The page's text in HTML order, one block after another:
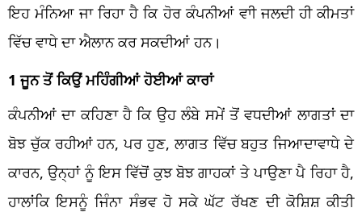
ਇਹ ਮੰਨਿਆ ਜਾ ਰਿਹਾ ਹੈ ਕਿ ਹੋਰ ਕੰਪਨੀਆਂ ਵਾੀ ਜਲਦੀ ਹੀ ਕੀਮਤਾਂ
ਵਿੱਚ ਵਾਧੇ ਦਾ ਐਲਾਨ ਕਰ ਸਕਦੀਆਂ ਹਨ।
1 ਜੂਨ ਤੋਂ ਕਿਉਂ ਮਹਿੰਗੀਆਂ ਹੋਈਆਂ ਕਾਰਾਂ
ਕੰਪਨੀਆਂ ਦਾ ਕਹਿਣਾ ਹੈ ਕਿ ਉਹ ਲੰਬੇ ਸਮੇਂ ਤੋਂ ਵਧਦੀਆਂ ਲਾਗਤਾਂ ਦਾ
ਬੋਝ ਚੁੱਕ ਰਹੀਆਂ ਹਨ, ਪਰ ਹੁਣ, ਲਾਗਤ ਵਿੱਚ ਬਹੁਤ ਜਿਆਦਾਵਾਧੇ ਦੇ
ਕਾਰਨ, ਉਨ੍ਹਾਂ ਨੂੰ ਇਸ ਵਿੱਚੋਂ ਕੁਝ ਬੋਝ ਗਾਹਕਾਂ ਤੇ ਪਾਉਣਾ ਪੈ ਰਿਹਾ ਹੈ,
ਹਾਲਾਂਕਿ ਇਸਨੂੰ ਜਿੰਨਾ ਸੰਭਵ ਹੋ ਸਕੇ ਘੱਟ ਰੱਖਣ ਦੀ ਕੋਸ਼ਿਸ਼ ਕੀਤੀ